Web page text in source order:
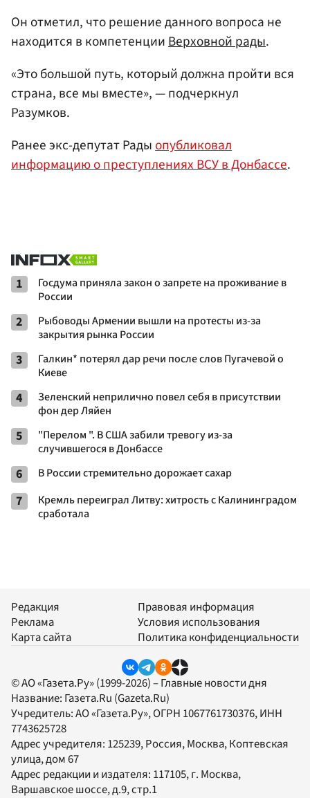
Он отметил, что решение данного вопроса не
находится в компетенции Верховной рады.
«Это большой путь, который должна пройти вся
страна, все мы вместе», — подчеркнул
Разумков.
Ранее экс-депутат Радыопубликовал
информацию о преступлениях ВСУ в Донбассе.
1
Госдума приняла закон о запрете на проживание в
России
2
Рыбоводы Армении вышли на протесты из-за
закрытия рынка России
3
Галкин* потерял дар речи после слов Пугачевой о
Киеве
4
Зеленский неприлично повел cебя в присутствии
фон дер Ляйен
5
"Перелом ". В США забили тревогу из-за
случившегося в Донбассе
6 В России стремительно дорожает сахар
7
Кремль переиграл Литву: хитрость с Калининградом
сработала
Редакция
Реклама
Карта сайта
Правовая информация
Условия использования
Политика конфиденциальности
© АО «Газета.Ру» (1999-2026) – Главные новости дня
Название: Газета.Ru (Gazeta.Ru)
Учредитель:АО «Газета.Ру», ОГРН 1067761730376, ИНН
7743625728
Адрес учредителя: 125239, Россия, Москва, Коптевская
улица, дом 67
Адрес редакции и издателя: 117105, г. Москва,
Варшавское шоссе, д.9, стр.1